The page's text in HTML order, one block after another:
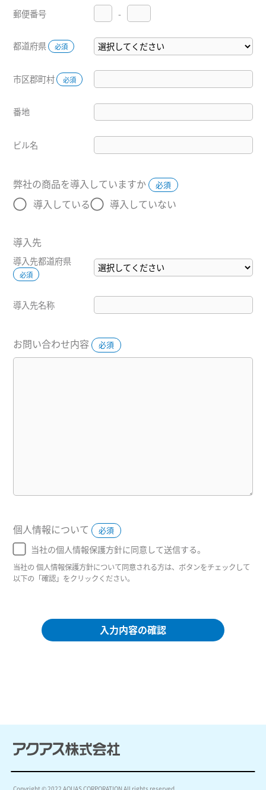
郵便番号 -
都道府県 必須
市区郡町村 必須
番地
ビル名
弊社の商品を導入していますか 必須
導入している 導入していない
導入先
導入先都道府県
必須
導入先名称
お問い合わせ内容 必須
個人情報について 必須
当社の個人情報保護方針に同意して送信する。
当社の 個人情報保護方針について同意される方は、ボタンをチェックして
以下の「確認」をクリックください。
入力内容の確認